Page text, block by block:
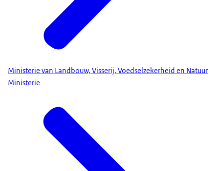
Ministerie van Landbouw, Visserij, Voedselzekerheid en Natuur
Ministerie